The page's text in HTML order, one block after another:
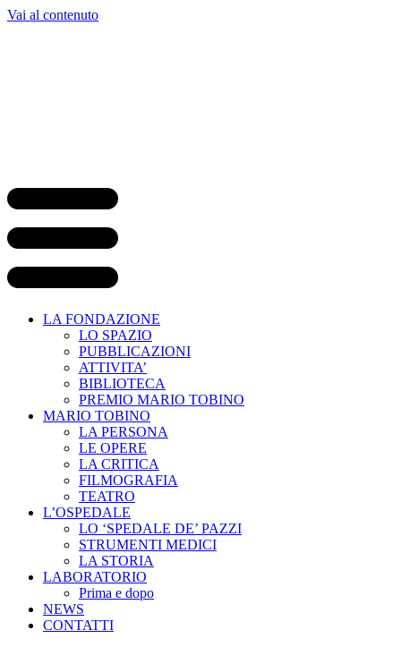
Vai al contenuto
LA FONDAZIONE
LO SPAZIO
PUBBLICAZIONI
ATTIVITA’
BIBLIOTECA
PREMIO MARIO TOBINO
MARIO TOBINO
LA PERSONA
LE OPERE
LA CRITICA
FILMOGRAFIA
TEATRO
L’OSPEDALE
LO ‘SPEDALE DE’ PAZZI
STRUMENTI MEDICI
LA STORIA
LABORATORIO
Prima e dopo
NEWS
CONTATTI